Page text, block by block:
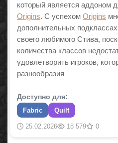
который является аддоном
Origins. С успехом Origins
дополнительных
своего любимого Стива,
количества классов
удовлетворить игроков,
разнообразия
Доступно для:
Fabric Quilt
25.02.2026 18 579 0